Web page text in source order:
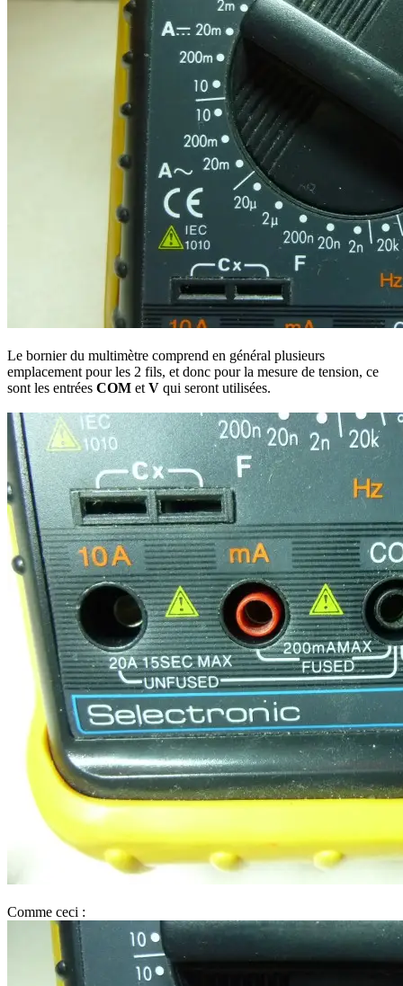
Le bornier du multimètre comprend en général plusieurs
emplacement pour les 2 fils, et donc pour la mesure de tension, ce
sont les entrées COM et V qui seront utilisées.
Comme ceci :